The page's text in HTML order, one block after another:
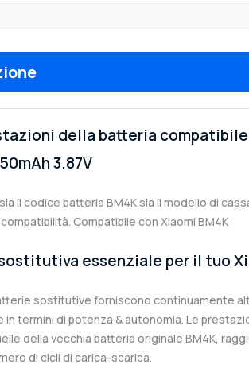
della batteria compatibile
3.87V
il codice batteria BM4K sia il modello di
Compatibile con Xiaomi BM4K
essenziale per il tuo
sostitutive forniscono continuamente
in termini di potenza & autonomia. Le
della vecchia batteria originale BM4K,
di cicli di carica-scarica.